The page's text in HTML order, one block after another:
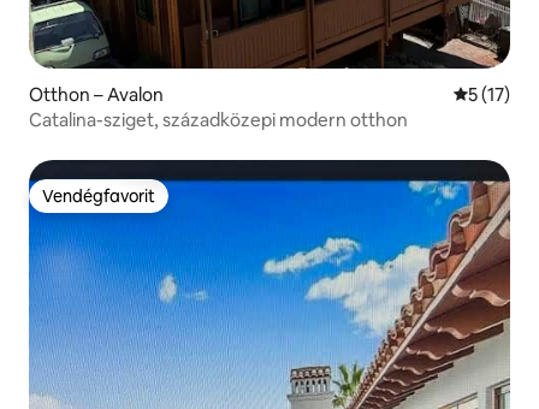
Otthon – Avalon Átlagos
5 (17)
Catalina-sziget, századközepi modern otthon
Vendégfavorit
Vendégfavorit